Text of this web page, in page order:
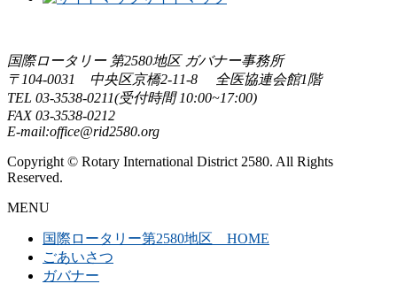
国際ロータリー 第2580地区 ガバナー事務所
〒104-0031 中央区京橋2-11-8 全医協連会館1階
TEL 03-3538-0211(受付時間 10:00~17:00)
FAX 03-3538-0212
E-mail:office@rid2580.org
Copyright © Rotary International District 2580. All Rights
Reserved.
MENU
国際ロータリー第2580地区 HOME
ごあいさつ
ガバナー